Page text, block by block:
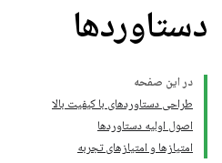
دستاوردها
در این صفحه
طراحی دستاوردهای با کیفیت بالا
اصول اولیه دستاوردها
امتیازها و امتیازهای تجربه